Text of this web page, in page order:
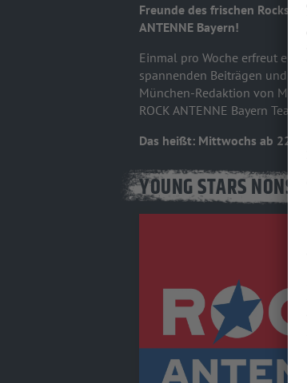
Freunde des frischen Rocks,
ANTENNE Bayern!
Einmal pro Woche erfreut
spannenden Beiträgen und
München-Redaktion von
ROCK ANTENNE Bayern
Das heißt: Mittwochs ab 22
YOUNG STARS
Audiotitel - ROCK ANTENNE